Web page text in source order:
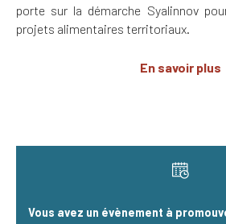
porte sur la démarche Syalinnov
projets alimentaires territoriaux.
En savoir plus
Vous avez un évènement à